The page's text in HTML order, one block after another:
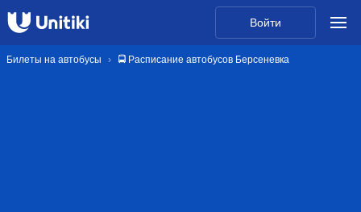
Войти
Билеты на автобусы 🚍 Расписание автобусов Берсеневка